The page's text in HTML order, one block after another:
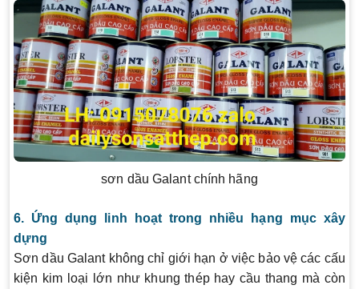
sơn dầu Galant chính hãng
6. Ứng dụng linh hoạt trong nhiều hạng mục xây
dựng
Sơn dầu Galant không chỉ giới hạn ở việc bảo vệ các cấu
kiện kim loại lớn như khung thép hay cầu thang mà còn